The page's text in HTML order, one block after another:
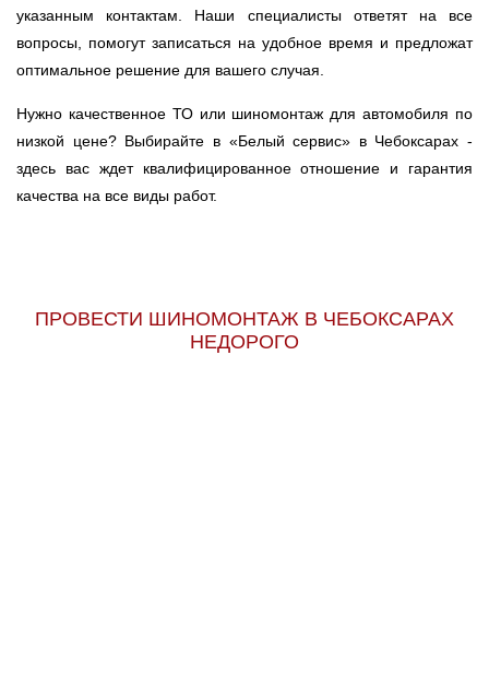
указанным контактам. Наши специалисты ответят на все
вопросы, помогут записаться на удобное время и предложат
оптимальное решение для вашего случая.
Нужно качественное ТО или шиномонтаж для автомобиля по
низкой цене? Выбирайте в «Белый сервис» в Чебоксарах -
здесь вас ждет квалифицированное отношение и гарантия
качества на все виды работ.
ПРОВЕСТИ ШИНОМОНТАЖ В ЧЕБОКСАРАХ
НЕДОРОГО